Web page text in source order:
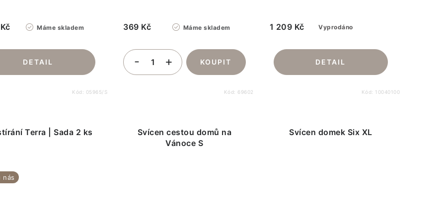
Máme skladem
Kód: 05965/S
Máme skladem
369 Kč
Kód: 69602
Vyprodáno
1 209 Kč
Kód: 10040100
Terra | Sada 2 ks
nás
Svícen cestou domů na
Vánoce S
Svícen domek Six XL